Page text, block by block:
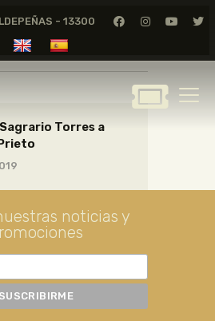
- 13300
MUSEO
GREGORIO
PRIETO
DE DIBUJO
Torres a
noticias y